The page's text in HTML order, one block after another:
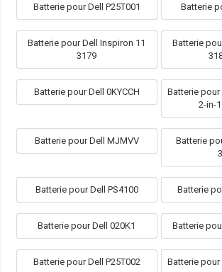
Batterie pour Dell P25T001 Batterie
Batterie pour Dell Inspiron 11
3179
Batterie
Batterie pour Dell 0KYCCH
Batterie pour
2-in-
Batterie pour Dell MJMVV
Batterie
Batterie pour Dell PS4100 Batterie
Batterie pour Dell 020K1 Batterie
Batterie pour Dell P25T002
Batterie